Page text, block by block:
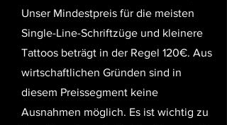
Unser Mindestpreis für die meisten
Single-Line-Schriftzüge und kleinere
Tattoos beträgt in der Regel 120€. Aus
wirtschaftlichen Gründen sind in
diesem Preissegment keine
Ausnahmen möglich. Es ist wichtig zu